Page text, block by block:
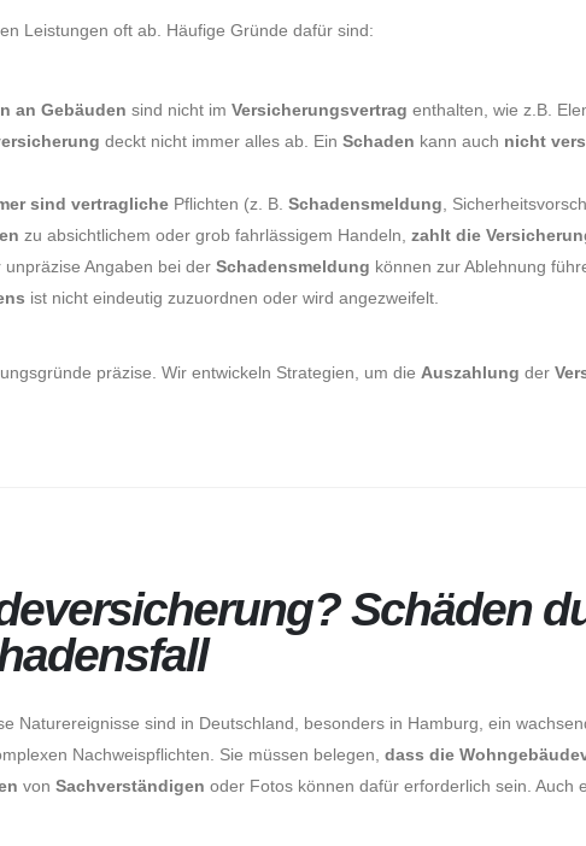
Leistungen oft ab. Häufige Gründe dafür sind:
an Gebäuden sind nicht im Versicherungsvertrag enthalten, wie z.B.
deckt nicht immer alles ab. Ein Schaden kann auch nicht
sind vertragliche Pflichten (z. B. Schadensmeldung ,
zu absichtlichem oder grob fahrlässigem Handeln, zahlt die
Angaben bei der Schadensmeldung können zur Ablehnung
ist nicht eindeutig zuzuordnen oder wird angezweifelt.
präzise. Wir entwickeln Strategien, um die Auszahlung der
Schäden
Naturereignisse sind in Deutschland, besonders in Hamburg, ein
Nachweispflichten. Sie müssen belegen, dass die
von Sachverständigen oder Fotos können dafür erforderlich sein. Auch